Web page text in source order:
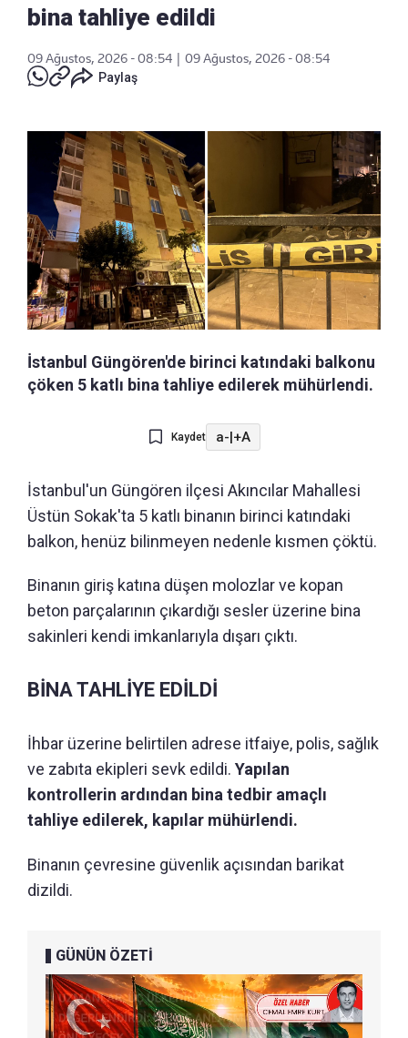
bina tahliye edildi
09 Ağustos, 2026 - 08:54
09 Ağustos, 2026 - 08:54
Paylaş
İstanbul Güngören'de birinci katındaki balkonu
çöken 5 katlı bina tahliye edilerek mühürlendi.
Kaydet a-|+A
İstanbul'un Güngören ilçesi Akıncılar Mahallesi
Üstün Sokak'ta 5 katlı binanın birinci katındaki
balkon, henüz bilinmeyen nedenle kısmen çöktü.
Binanın giriş katına düşen molozlar ve kopan
beton parçalarının çıkardığı sesler üzerine bina
sakinleri kendi imkanlarıyla dışarı çıktı.
BİNA TAHLİYE EDİLDİ
İhbar üzerine belirtilen adrese itfaiye, polis, sağlık
ve zabıta ekipleri sevk edildi. Yapılan
kontrollerin ardından bina tedbir amaçlı
tahliye edilerek, kapılar mühürlendi.
Binanın çevresine güvenlik açısından barikat
dizildi.
GÜNÜN ÖZETİ